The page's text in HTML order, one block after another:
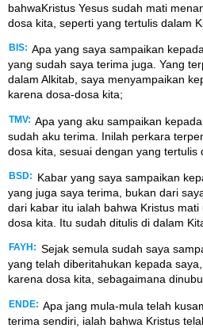
bahwaKristus Yesus sudah mati
dosa kita, seperti yang tertulis dalam
BIS: Apa yang saya sampaikan
yang sudah saya terima juga. Yang
dalam Alkitab, saya menyampaikan
karena dosa-dosa kita;
TMV: Apa yang aku sampaikan
sudah aku terima. Inilah perkara
dosa kita, sesuai dengan yang tertulis
BSD:
Kabar yang saya sampaikan
yang juga saya terima, bukan dari
dari kabar itu ialah bahwa Kristus
dosa kita. Itu sudah ditulis di dalam
FAYH: Sejak semula sudah saya
yang telah diberitahukan kepada
karena dosa kita, sebagaimana
ENDE: Apa jang mula-mula telah
terima sendiri, ialah bahwa Kristus